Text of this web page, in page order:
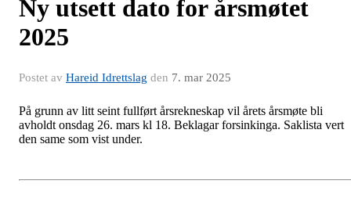
Ny utsett dato for årsmøtet
2025
Postet av Hareid Idrettslag den 7. mar 2025
På grunn av litt seint fullført årsrekneskap vil årets årsmøte bli
avholdt onsdag 26. mars kl 18. Beklagar forsinkinga. Saklista vert
den same som vist under.